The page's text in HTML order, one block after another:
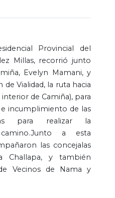
Provincial del
Millas, recorrió junto
Evelyn Mamani, y
Vialidad, la ruta hacia
de Camiña), para
incumplimiento de las
para realizar la
a esta
las concejalas
Challapa, y también
Vecinos de Nama y